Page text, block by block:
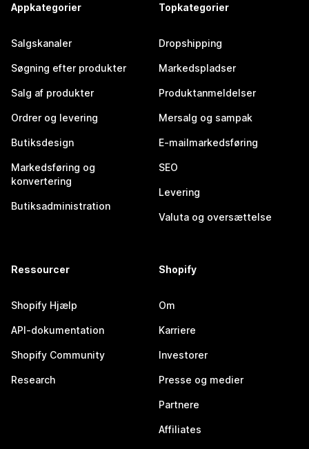
Appkategorier
Salgskanaler
Søgning efter produkter
Salg af produkter
Ordrer og levering
Butiksdesign
Markedsføring og
konvertering
Butiksadministration
Topkategorier
Dropshipping
Markedspladser
Produktanmeldelser
Mersalg og sampak
E-mailmarkedsføring
SEO
Levering
Valuta og oversættelse
Ressourcer
Shopify Hjælp
API-dokumentation
Shopify Community
Research
Shopify
Om
Karriere
Investorer
Presse og medier
Partnere
Affiliates